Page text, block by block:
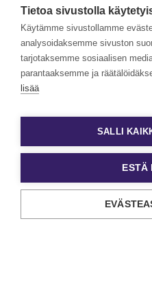
Suorahaku on tehokas
ei löydä pelkillä
auttaa ymmärtämään,
kumppanin valinnassa
mistä onnistunut haku
Tietoa sivustolla
Käytämme sivustollamme
analysoidaksemme sivuston
tarjotaksemme sosiaalisen
parantaaksemme ja
lisää
SALLI
ESTÄ